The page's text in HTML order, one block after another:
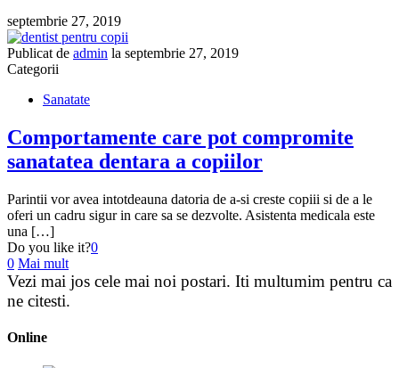
septembrie 27, 2019
Publicat de admin la septembrie 27, 2019
Categorii
Sanatate
Comportamente care pot compromite
sanatatea dentara a copiilor
Parintii vor avea intotdeauna datoria de a-si creste copiii si de a le
oferi un cadru sigur in care sa se dezvolte. Asistenta medicala este
una […]
Do you like it?0
0 Mai mult
Vezi mai jos cele mai noi postari. Iti multumim pentru ca
ne citesti.
Online